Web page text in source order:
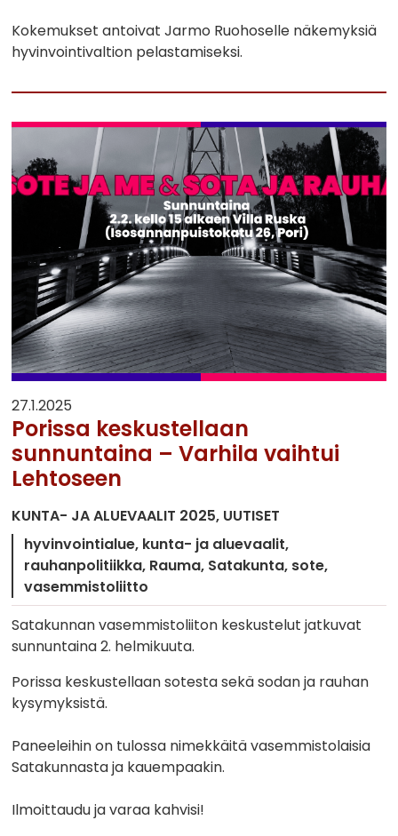
Kokemukset antoivat Jarmo Ruohoselle näkemyksiä
hyvinvointivaltion pelastamiseksi.
27.1.2025
Porissa keskustellaan
sunnuntaina – Varhila vaihtui
Lehtoseen
KUNTA- JA ALUEVAALIT 2025 UUTISET
hyvinvointialue kunta- ja aluevaalit
rauhanpolitiikka Rauma Satakunta sote
vasemmistoliitto
Satakunnan vasemmistoliiton keskustelut jatkuvat
sunnuntaina 2. helmikuuta.
Porissa keskustellaan sotesta sekä sodan ja rauhan
kysymyksistä.
Paneeleihin on tulossa nimekkäitä vasemmistolaisia
Satakunnasta ja kauempaakin.
Ilmoittaudu ja varaa kahvisi!